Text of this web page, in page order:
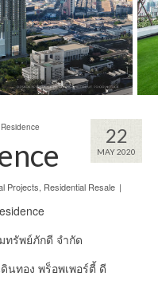
22
MAY 2020
Projects, Residential Resale |
พย์ภักดี จำกัด
ง พร็อพเพอร์ตี้ ดี